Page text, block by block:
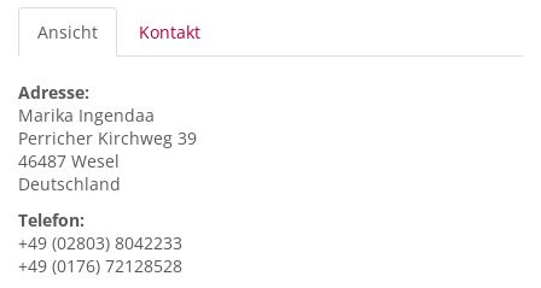
Primäre
Reiter
Ansicht (aktiver
Reiter)
Kontakt
Adresse:
Marika Ingendaa
Perricher Kirchweg 39
46487 Wesel
Deutschland
Telefon:
+49 (02803) 8042233
+49 (0176) 72128528